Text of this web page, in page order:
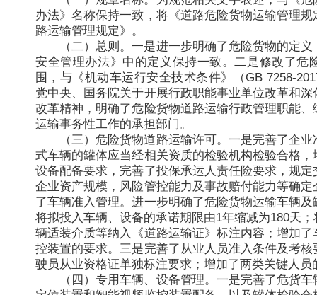
办法》名称保持一致，将《道路危险货物运输管理
路运输管理规定》。
（二）总则。一是进一步明确了危险货物的定
安全管理办法》中的定义保持一致。二是修改了危
围，与《机动车运行安全技术条件》（GB 7258-
党中央、国务院关于开展行政职能事业单位改革和
改革精神，明确了危险货物道路运输行政管理职能
运输事务性工作的承担部门。
（三）危险货物道路运输许可。一是完善了企
式车辆的罐体应当经相关资质的检验机构检验合格
设备配备要求，完善了投保承运人责任险要求，规
企业资产规模，风险管控能力及事故赔付能力等确
了车辆准入管理。进一步明确了危险货物运输车辆
将拟投入车辆、设备的承诺期限由1年缩减为180天
辆适装介质等纳入《道路运输证》标注内容；增加
控装置的要求。三是完善了从业人员准入条件及考
驶员从业资格证单独标注要求；增加了两类关键人员
（四）专用车辆、设备管理。一是完善了危货